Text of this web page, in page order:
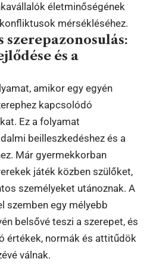
életminőségének
mérsékléséhez.
szerepazonosulás:
és a
amikor egy egyén
kapcsolódó
Ez a folyamat
beilleszkedéshez és a
Már gyermekkorban
játék közben szülőket,
személyeket utánoznak. A
szemben egy mélyebb
belsővé teszi a szerepet, és
értékek, normák és attitűdök
válnak.